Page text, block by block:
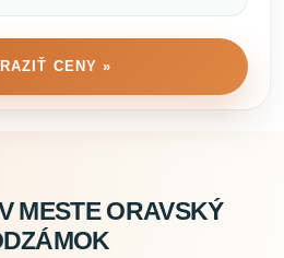
CENY »
MESTE ORAVSKÝ